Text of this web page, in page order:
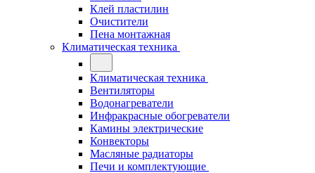
Клей пластилин
Очистители
Пена монтажная
Климатическая техника
Климатическая техника
Вентиляторы
Водонагреватели
Инфракрасные обогреватели
Камины электрические
Конвекторы
Масляные радиаторы
Печи и комплектующие